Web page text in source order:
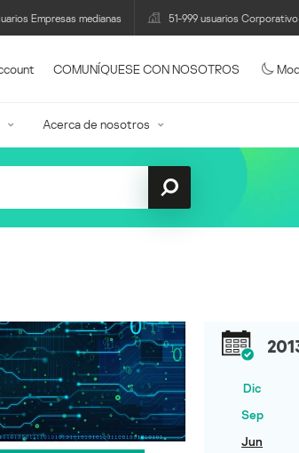
Empresas medianas 51-999 usuarios Corporativo
COMUNÍQUESE CON NOSOTROS
Acerca de nosotros
Dic
Sep
Jun